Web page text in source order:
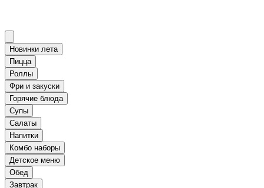
Новинки лета
Пицца
Роллы
Фри и закуски
Горячие блюда
Супы
Салаты
Напитки
Комбо наборы
Детское меню
Обед
Завтрак